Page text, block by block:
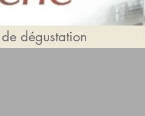
dégustation